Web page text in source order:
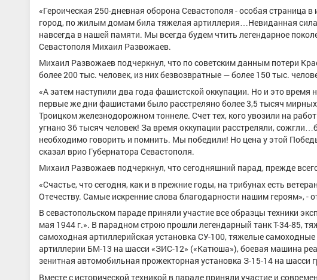
«Героическая 250-дневная оборона Севастополя - особая страница
город, по жилым домам била тяжелая артиллерия…Невиданная
навсегда в нашей памяти. Мы всегда будем чтить легендарное
Севастополя Михаил Развожаев.
Михаил Развожаев подчеркнул, что по советским данным потери
более 200 тыс. человек, из них безвозвратные — более 150 тыс.
«А затем наступили два года фашистской оккупации. Но и это
первые же дни фашистами было расстреляно более 3,5 тысяч
Троицком железнодорожном тоннеле. Счет тех, кого увозили на
угнано 36 тысяч человек! За время оккупации расстреляли,
необходимо говорить и помнить. Мы победили! Но цена у этой
сказал врио Губернатора Севастополя.
Михаил Развожаев подчеркнул, что сегодняшний парад, прежде
«Счастье, что сегодня, как и в прежние годы, на трибунах есть
Отечеству. Самые искренние слова благодарности нашим героям», -
В севастопольском параде приняли участие все образцы техники
мая 1944 г.». В парадном строю прошли легендарный танк Т-34-85,
самоходная артиллерийская установка СУ-100, тяжелые
артиллерии БМ-13 на шасси «ЗИС-12» («Катюша»), боевая машина
зенитная автомобильная прожекторная установка З-15-14 на шасси
Вместе с исторической техникой в параде приняли участие и